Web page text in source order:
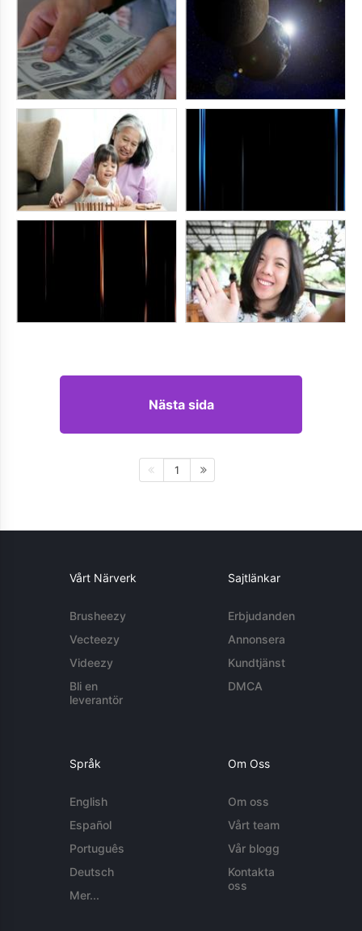
Nästa sida
1
Vårt Närverk
Brusheezy
Vecteezy
Videezy
Bli en
leverantör
Sajtlänkar
Erbjudanden
Annonsera
Kundtjänst
DMCA
Språk
English
Español
Português
Deutsch
Mer...
Om Oss
Om oss
Vårt team
Vår blogg
Kontakta
oss